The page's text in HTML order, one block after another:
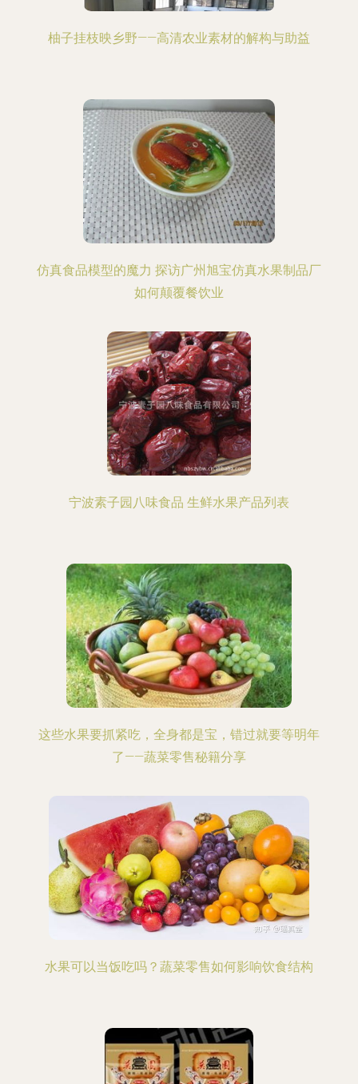
柚子挂枝映乡野——高清农业素材的解构与助益
仿真食品模型的魔力 探访广州旭宝仿真水果制品厂
如何颠覆餐饮业
宁波素子园八味食品 生鲜水果产品列表
这些水果要抓紧吃，全身都是宝，错过就要等明年
了——蔬菜零售秘籍分享
水果可以当饭吃吗？蔬菜零售如何影响饮食结构